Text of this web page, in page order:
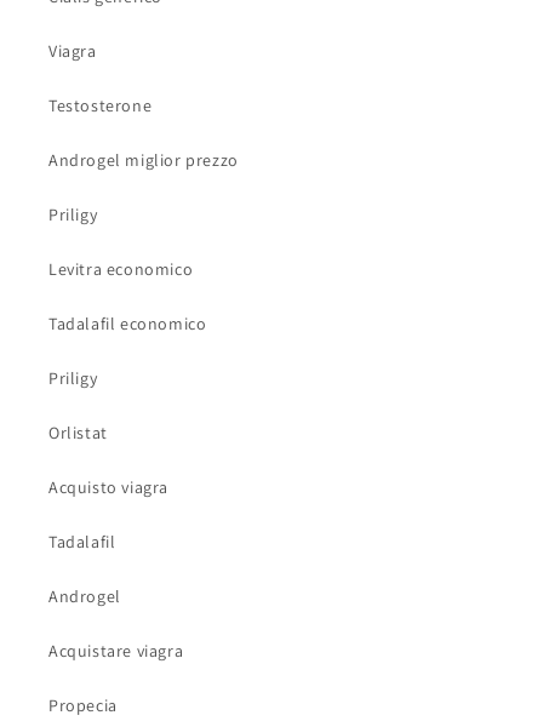
Viagra
Testosterone
Androgel miglior prezzo
Priligy
Levitra economico
Tadalafil economico
Priligy
Orlistat
Acquisto viagra
Tadalafil
Androgel
Acquistare viagra
Propecia